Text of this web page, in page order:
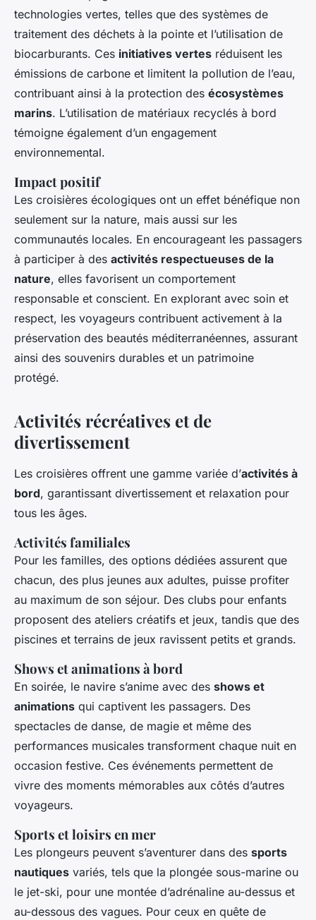
technologies vertes, telles que des systèmes de
traitement des déchets à la pointe et l’utilisation de
biocarburants. Ces initiatives vertes réduisent les
émissions de carbone et limitent la pollution de l’eau,
contribuant ainsi à la protection des écosystèmes
marins. L’utilisation de matériaux recyclés à bord
témoigne également d’un engagement
environnemental.
Impact positif
Les croisières écologiques ont un effet bénéfique non
seulement sur la nature, mais aussi sur les
communautés locales. En encourageant les passagers
à participer à des activités respectueuses de la
nature, elles favorisent un comportement
responsable et conscient. En explorant avec soin et
respect, les voyageurs contribuent activement à la
préservation des beautés méditerranéennes, assurant
ainsi des souvenirs durables et un patrimoine
protégé.
Activités récréatives et de
divertissement
Les croisières offrent une gamme variée d’activités à
bord, garantissant divertissement et relaxation pour
tous les âges.
Activités familiales
Pour les familles, des options dédiées assurent que
chacun, des plus jeunes aux adultes, puisse profiter
au maximum de son séjour. Des clubs pour enfants
proposent des ateliers créatifs et jeux, tandis que des
piscines et terrains de jeux ravissent petits et grands.
Shows et animations à bord
En soirée, le navire s’anime avec des shows et
animations qui captivent les passagers. Des
spectacles de danse, de magie et même des
performances musicales transforment chaque nuit en
occasion festive. Ces événements permettent de
vivre des moments mémorables aux côtés d’autres
voyageurs.
Sports et loisirs en mer
Les plongeurs peuvent s’aventurer dans des sports
nautiques variés, tels que la plongée sous-marine ou
le jet-ski, pour une montée d’adrénaline au-dessus et
au-dessous des vagues. Pour ceux en quête de